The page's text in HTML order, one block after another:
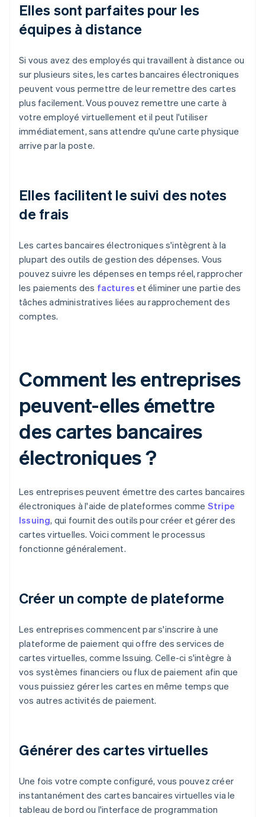
Elles sont parfaites pour les
équipes à distance
Si vous avez des employés qui travaillent à distance ou
sur plusieurs sites, les cartes bancaires électroniques
peuvent vous permettre de leur remettre des cartes
plus facilement. Vous pouvez remettre une carte à
votre employé virtuellement et il peut l'utiliser
immédiatement, sans attendre qu'une carte physique
arrive par la poste.
Elles facilitent le suivi des notes
de frais
Les cartes bancaires électroniques s'intègrent à la
plupart des outils de gestion des dépenses. Vous
pouvez suivre les dépenses en temps réel, rapprocher
les paiements des factures et éliminer une partie des
tâches administratives liées au rapprochement des
comptes.
Comment les entreprises
peuvent-elles émettre
des cartes bancaires
électroniques ?
Les entreprises peuvent émettre des cartes bancaires
électroniques à l'aide de plateformes comme Stripe
Issuing, qui fournit des outils pour créer et gérer des
cartes virtuelles. Voici comment le processus
fonctionne généralement.
Créer un compte de plateforme
Les entreprises commencent par s'inscrire à une
plateforme de paiement qui offre des services de
cartes virtuelles, comme Issuing. Celle-ci s'intègre à
vos systèmes financiers ou flux de paiement afin que
vous puissiez gérer les cartes en même temps que
vos autres activités de paiement.
Générer des cartes virtuelles
Une fois votre compte configuré, vous pouvez créer
instantanément des cartes bancaires virtuelles via le
tableau de bord ou l'interface de programmation